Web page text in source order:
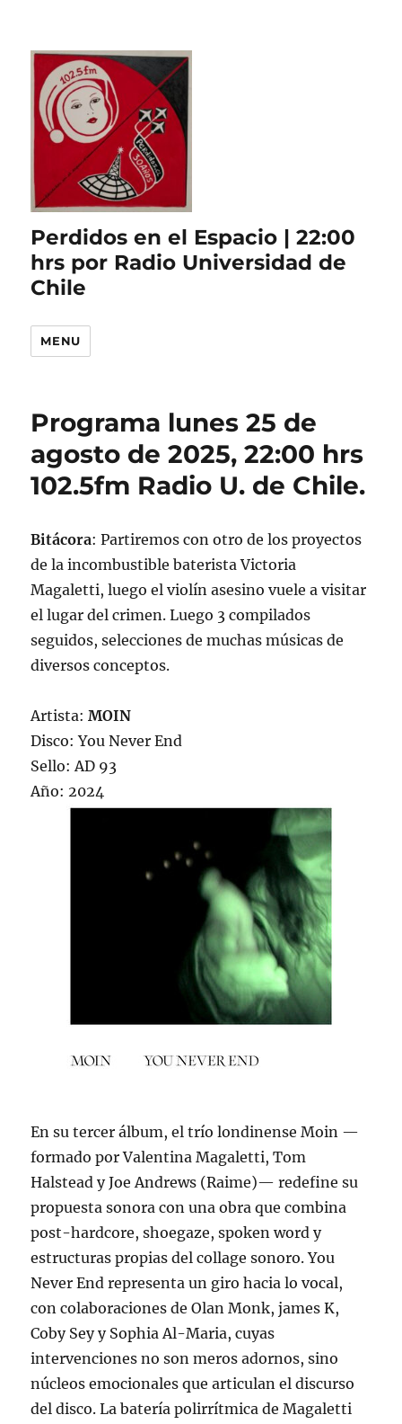
Perdidos en el Espacio | 22:00
hrs por Radio Universidad de
Chile
MENU
Programa lunes 25 de
agosto de 2025, 22:00 hrs
102.5fm Radio U. de Chile.
Bitácora: Partiremos con otro de los proyectos
de la incombustible baterista Victoria
Magaletti, luego el violín asesino vuele a visitar
el lugar del crimen. Luego 3 compilados
seguidos, selecciones de muchas músicas de
diversos conceptos.
Artista:MOIN
Disco: You Never End
Sello: AD 93
Año: 2024
En su tercer álbum, el trío londinense Moin —
formado por Valentina Magaletti, Tom
Halstead y Joe Andrews (Raime)— redefine su
propuesta sonora con una obra que combina
post-hardcore, shoegaze, spoken word y
estructuras propias del collage sonoro. You
Never End representa un giro hacia lo vocal,
con colaboraciones de Olan Monk, james K,
Coby Sey y Sophia Al-Maria, cuyas
intervenciones no son meros adornos, sino
núcleos emocionales que articulan el discurso
del disco. La batería polirrítmica de Magaletti